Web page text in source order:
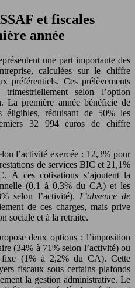
et fiscales
année
une part importante des
calculées sur le chiffre
préférentiels. Ces prélèvements
trimestriellement selon l’option
La première année bénéficie de
éligibles, réduisant de 50% les
32 994 euros de chiffre
l’activité exercée : 12,3% pour
de services BIC et 21,1%
À ces cotisations s’ajoutent la
(0,1 à 0,3% du CA) et les
selon l’activité). L’absence de
de ces charges, mais prive
sociale et à la retraite.
deux options : l’imposition
(34% à 71% selon l’activité) ou
fixe (1% à 2,2% du CA). Cette
fiscaux sous certains plafonds
la gestion administrative. Le